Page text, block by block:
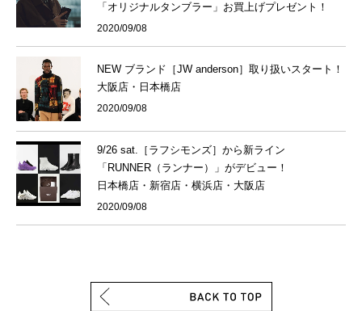
「オリジナルタンブラー」お買上げプレゼント！
2020/09/08
NEW ブランド［JW anderson］取り扱いスタート！
大阪店・日本橋店
2020/09/08
9/26 sat.［ラフシモンズ］から新ライン
「RUNNER（ランナー）」がデビュー！
日本橋店・新宿店・横浜店・大阪店
2020/09/08